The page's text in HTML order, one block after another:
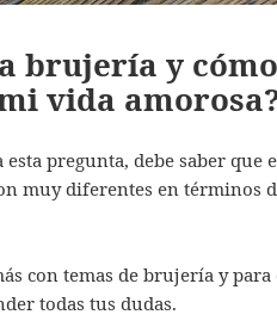
brujería y
vida
esta pregunta, debe saber
muy diferentes en términos
con temas de brujería y
todas tus dudas.